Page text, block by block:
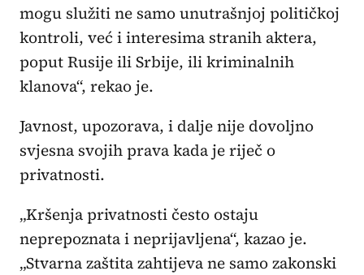
mogu služiti ne samo unutrašnjoj političkoj
kontroli, već i interesima stranih aktera,
poput Rusije ili Srbije, ili kriminalnih
klanova“, rekao je.
Javnost, upozorava, i dalje nije dovoljno
svjesna svojih prava kada je riječ o
privatnosti.
„Kršenja privatnosti često ostaju
neprepoznata i neprijavljena“, kazao je.
„Stvarna zaštita zahtijeva ne samo zakonski